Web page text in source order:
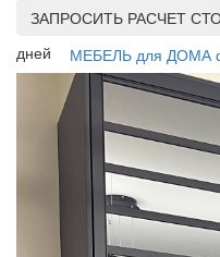
ЗАПРОСИТЬ РАСЧЕТ
дней
МЕБЕЛЬ для ДОМА